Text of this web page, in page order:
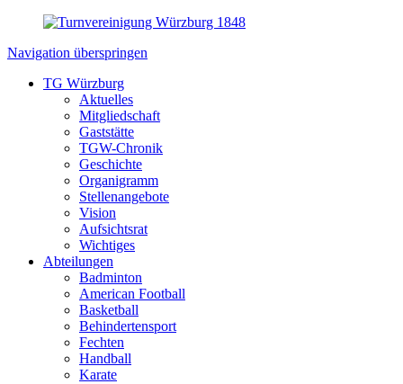
Navigation überspringen
TG Würzburg
Aktuelles
Mitgliedschaft
Gaststätte
TGW-Chronik
Geschichte
Organigramm
Stellenangebote
Vision
Aufsichtsrat
Wichtiges
Abteilungen
Badminton
American Football
Basketball
Behindertensport
Fechten
Handball
Karate